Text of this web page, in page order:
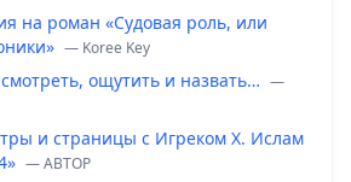
на роман «Судовая роль, или
— Koree Key
ощутить и назвать… —
и страницы с Игреком Х. Ислам
— ABTOP